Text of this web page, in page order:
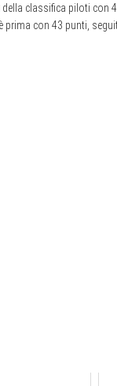
classifica piloti con
con 43 punti,